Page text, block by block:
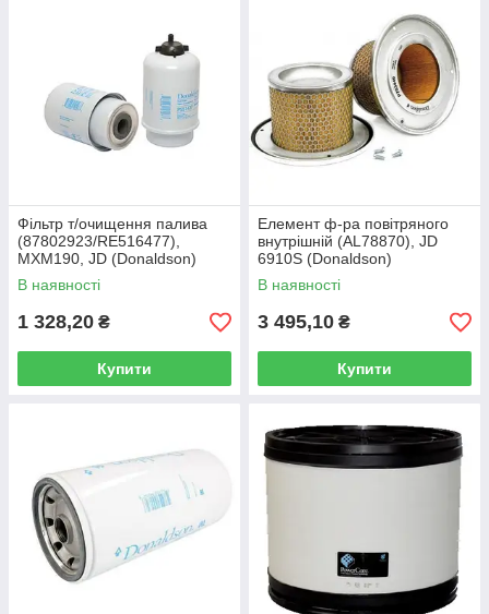
Фільтр т/очищення палива
(87802923/RE516477),
MXM190, JD (Donaldson)
В наявності
1 328,20 ₴
Купити
Елемент ф-ра повітряного
внутрішній (AL78870), JD
6910S (Donaldson)
В наявності
3 495,10 ₴
Купити